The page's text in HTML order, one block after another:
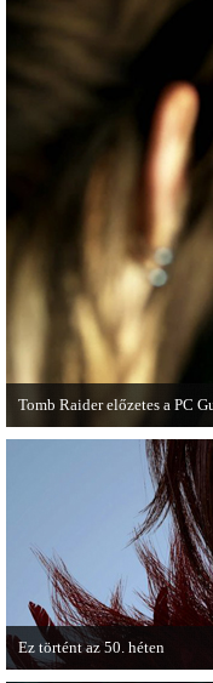
Tomb Raider előzetes a PC
A PC Guru friss számában
cikkből most egy részletet
Ez történt az 50. héten